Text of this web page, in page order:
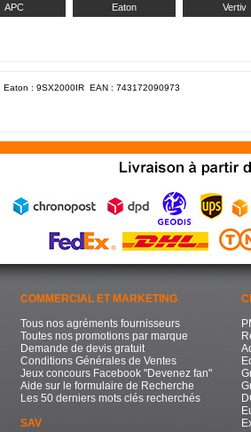
APC Eaton Vertiv
: 9SX2000IR EAN : 743172090973
COMMERCIAL ET MARKETING
Tous nos agréments fournisseurs
Toutes nos promotions par marque
Demande de devis gratuit
Conditions Générales de Ventes
Jeux concours Facebook "Devenez fan"
Aide sur le formulaire de Recherche
Les 50 derniers mots clés recherchés
SAV